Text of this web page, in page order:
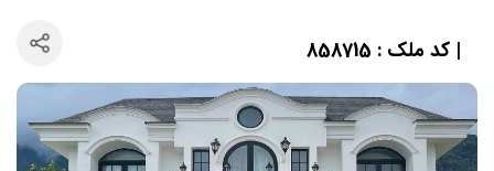
| کد ملک : 858715